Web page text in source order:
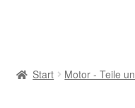
Start Motor - Teile